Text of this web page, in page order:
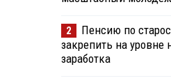
2
Пенсию по
закрепить на уровне
заработка